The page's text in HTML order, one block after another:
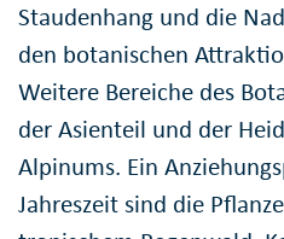
Staudenhang und die
den botanischen
Weitere Bereiche des
der Asienteil und der
Alpinums. Ein
Jahreszeit sind die